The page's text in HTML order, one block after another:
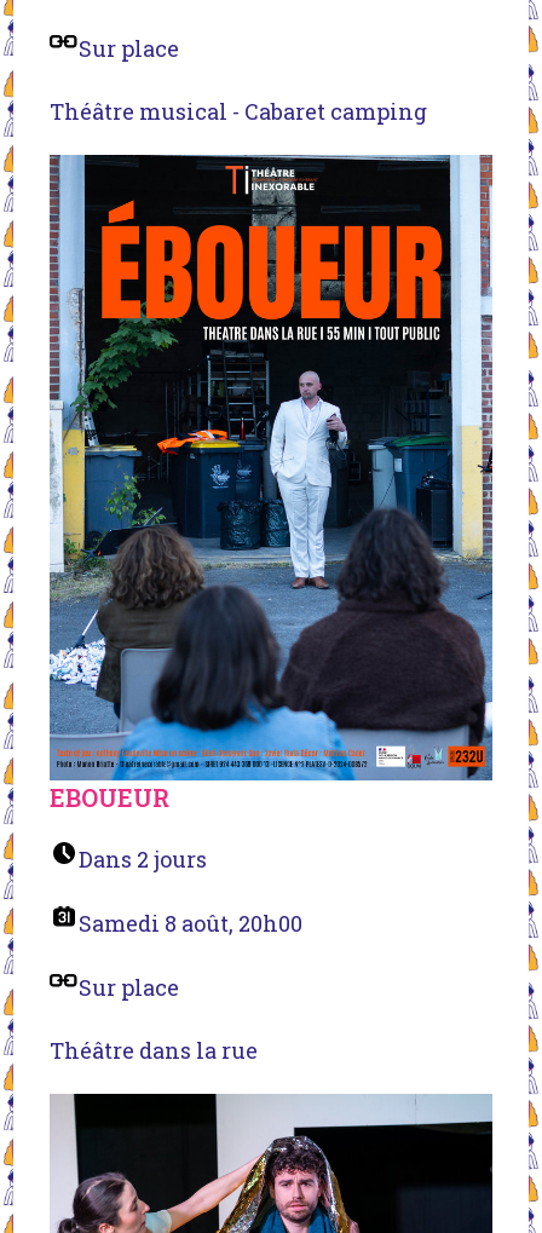
Sur place
Théâtre musical - Cabaret camping
EBOUEUR
Dans 2 jours
Samedi 8 août, 20h00
Sur place
Théâtre dans la rue